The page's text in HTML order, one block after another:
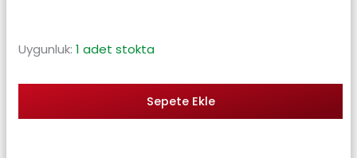
Uygunluk: 1 adet stokta
Sepete Ekle